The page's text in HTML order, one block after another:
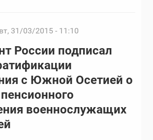
вт, 31/03/2015 - 11:10
России подписал
с Южной Осетией о
военнослужащих